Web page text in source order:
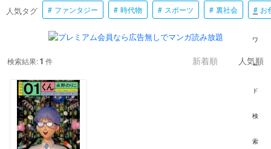
人気タグ ファンタジー 時代物 スポーツ 裏社会 お
検索結果:1 件 新着順 人気順